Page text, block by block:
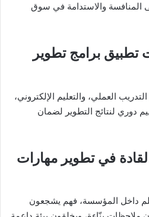
المنافسة والاستدامة في سوق
برامج تطوير
العملي، والتعليم الإلكتروني،
دوري لنتائج التطوير لضمان
في تطوير مهارات
داخل المؤسسة، فهم يشجعون